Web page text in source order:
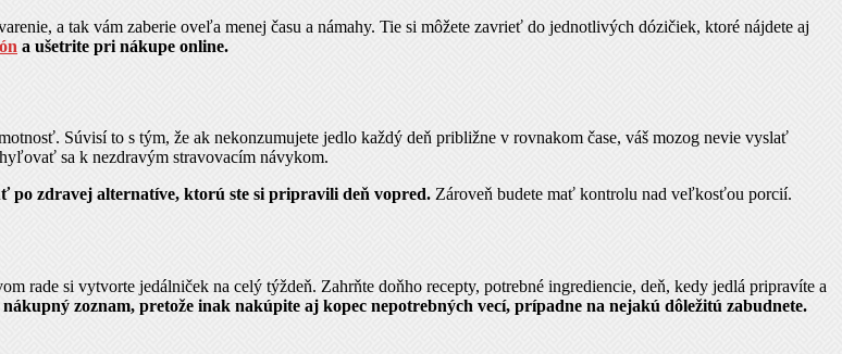
a tak vám zaberie oveľa menej času a námahy. Tie si môžete zavrieť do jednotlivých dózičiek, ktoré nájdete aj
a ušetrite pri nákupe online.
Súvisí to s tým, že ak nekonzumujete jedlo každý deň približne v rovnakom čase, váš mozog nevie vyslať
sa k nezdravým stravovacím návykom.
po zdravej alternatíve, ktorú ste si pripravili deň vopred. Zároveň budete mať kontrolu nad veľkosťou porcií.
rade si vytvorte jedálniček na celý týždeň. Zahrňte doňho recepty, potrebné ingrediencie, deň, kedy jedlá pripravíte a
zoznam, pretože inak nakúpite aj kopec nepotrebných vecí, prípadne na nejakú dôležitú zabudnete.